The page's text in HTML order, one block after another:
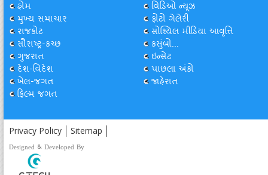
હોમ
મુખ્ય સમાચાર
રાજકોટ
સૌરાષ્ટ્ર-કચ્છ
ગુજરાત
દેશ-વિદેશ
ખેલ-જગત
ફિલ્મ જગત
વિડિઓ ન્યૂઝ
ફોટો ગેલેરી
સોશ્યિલ મીડિયા આવૃત્તિ
કસુંબો...
ઇન્સેટ
પાછલા અંકો
જાહેરાત
Privacy Policy Sitemap
Designed & Developed By